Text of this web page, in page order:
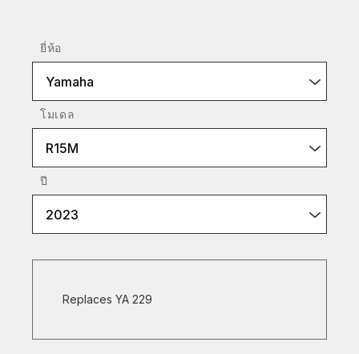
ยี่ห้อ
Yamaha
โมเดล
R15M
ปี
2023
Replaces YA 229